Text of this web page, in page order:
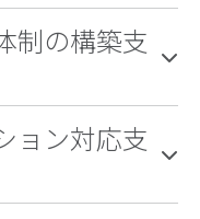
制の構築支
ョン対応支